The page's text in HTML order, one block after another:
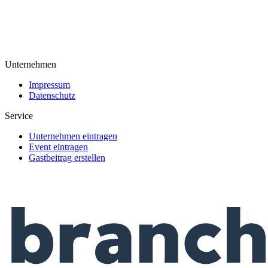
Unternehmen
Impressum
Datenschutz
Service
Unternehmen eintragen
Event eintragen
Gastbeitrag erstellen